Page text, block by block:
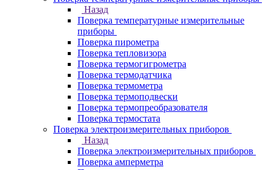
Назад
Поверка температурные измерительные
приборы
Поверка пирометра
Поверка тепловизора
Поверка термогигрометра
Поверка термодатчика
Поверка термометра
Поверка термоподвески
Поверка термопреобразователя
Поверка термостата
Поверка электроизмерительных приборов
Назад
Поверка электроизмерительных приборов
Поверка амперметра